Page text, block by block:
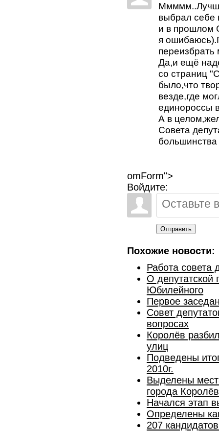
выбрал себе
и в прошлом
я
Да,и ещё
со страниц
было,что
везде,где
единороссы
А в
Совета
omForm">
Войдите:
Отправить
Похожие новости:
Работа совета
О депутатской
Юбилейного
Первое
Совет
вопросах
Королёв
улиц
Подведены
2010г.
Выделены
города
Начался этап
Определены
207